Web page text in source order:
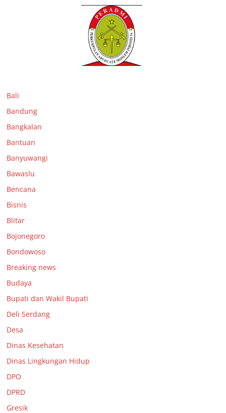
Bali
Bandung
Bangkalan
Bantuan
Banyuwangi
Bawaslu
Bencana
Bisnis
Blitar
Bojonegoro
Bondowoso
Breaking news
Budaya
Bupati dan Wakil Bupati
Deli Serdang
Desa
Dinas Kesehatan
Dinas Lingkungan Hidup
DPO
DPRD
Gresik